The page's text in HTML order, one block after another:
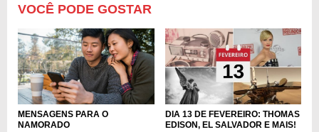
VOCÊ PODE GOSTAR
MENSAGENS PARA O
NAMORADO
DIA 13 DE FEVEREIRO: THOMAS
EDISON, EL SALVADOR E MAIS!